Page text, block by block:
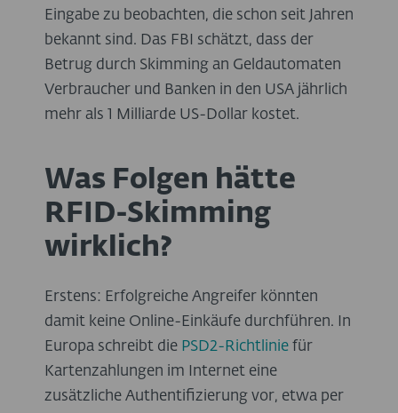
Eingabe zu beobachten, die schon seit Jahren
bekannt sind. Das FBI schätzt, dass der
Betrug durch Skimming an Geldautomaten
Verbraucher und Banken in den USA jährlich
mehr als 1 Milliarde US-Dollar kostet.
Was Folgen hätte
RFID-Skimming
wirklich?
Erstens: Erfolgreiche Angreifer könnten
damit keine Online-Einkäufe durchführen. In
Europa schreibt die PSD2-Richtlinie für
Kartenzahlungen im Internet eine
zusätzliche Authentifizierung vor, etwa per